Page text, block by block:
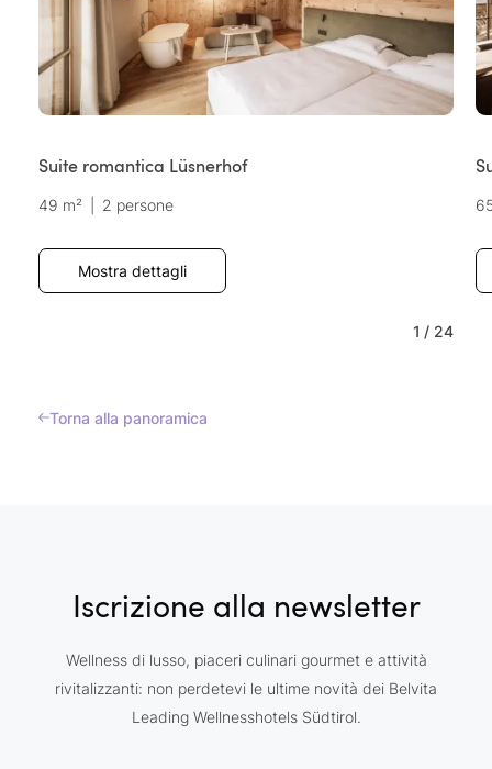
Suite romantica Lüsnerhof
49 m² 2 persone
Mostra dettagli
1 / 24
Torna alla panoramica
Iscrizione alla newsletter
Wellness di lusso, piaceri culinari gourmet e attività
rivitalizzanti: non perdetevi le ultime novità dei Belvita
Leading Wellnesshotels Südtirol.